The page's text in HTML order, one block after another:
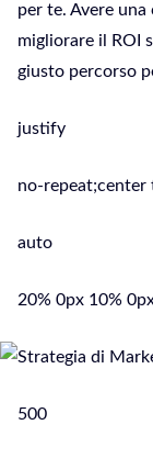
per te. Avere
migliorare il ROI
giusto percorso
justify
no-repeat;center
auto
20% 0px 10%
500